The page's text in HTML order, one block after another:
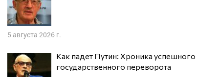
5 августа 2026 г.
Как падет Путин: Хроника успешного
государственного переворота